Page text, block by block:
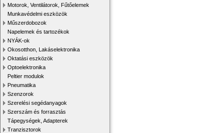
Motorok, Ventilátorok, Fűtőelemek
Munkavédelmi eszközök
Műszerdobozok
Napelemek és tartozékok
NYÁK-ok
Okosotthon, Lakáselektronika
Oktatási eszközök
Optoelektronika
Peltier modulok
Pneumatika
Szenzorok
Szerelési segédanyagok
Szerszám és forrasztás
Tápegységek, Adapterek
Tranzisztorok